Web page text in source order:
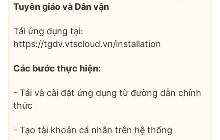
Tuyên giáo và Dân vận
Tải ứng dụng tại:
https://tgdv.vtscloud.vn/installation
Các bước thực hiện:
- Tải và cài đặt ứng dụng từ đường dẫn chính
thức
- Tạo tài khoản cá nhân trên hệ thống